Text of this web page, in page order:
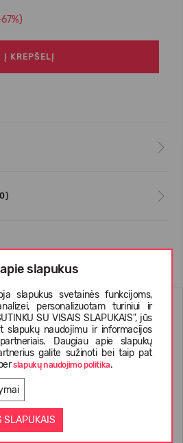
slapukus
slapukus svetainės funkcijoms,
personalizuotam turiniui ir
SU VISAIS SLAPUKAIS", jūs
slapukų naudojimu ir informacijos
Daugiau apie slapukų
galite sužinoti bei taip pat
slapukų naudojimo politika.
SLAPUKAIS
Į KREPŠELĮ
-71%
VASARAI